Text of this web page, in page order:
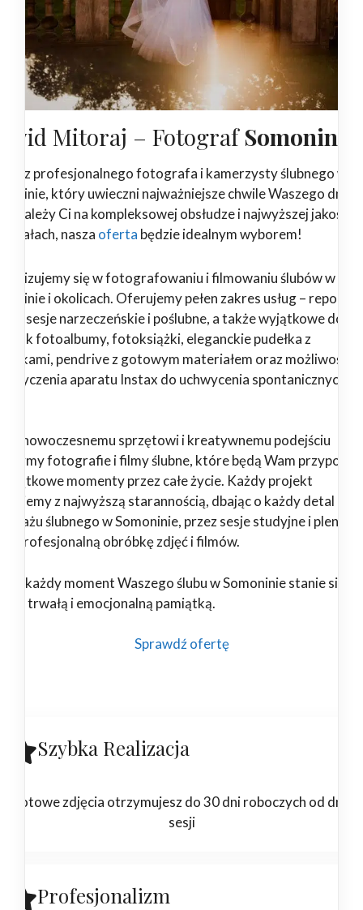
Mitoraj – FotografSomonino
profesjonalnego fotografa i kamerzysty ślubnego w
który uwieczni najważniejsze chwile Waszego dnia?
zależy Ci na kompleksowej obsłudze i najwyższej jakości
nasza oferta będzie idealnym wyborem!
się w fotografowaniu i filmowaniu ślubów w
i okolicach. Oferujemy pełen zakres usług –
sesje narzeczeńskie i poślubne, a także wyjątkowe
jak fotoalbumy, fotoksiążki, eleganckie pudełka z
pendrive z gotowym materiałem oraz możliwość
aparatu Instax do uchwycenia spontanicznych
nowoczesnemu sprzętowi i kreatywnemu podejściu
fotografie i filmy ślubne, które będą Wam
momenty przez całe życie. Każdy projekt
z najwyższą starannością, dbając o każdy detal – od
ślubnego w Somoninie, przez sesje studyjne i
profesjonalną obróbkę zdjęć i filmów.
każdy moment Waszego ślubu w Somoninie stanie się
trwałą i emocjonalną pamiątką.
Sprawdź ofertę
Szybka Realizacja
Gotowe zdjęcia otrzymujesz do 30 dni roboczych od dnia
sesji
Profesjonalizm